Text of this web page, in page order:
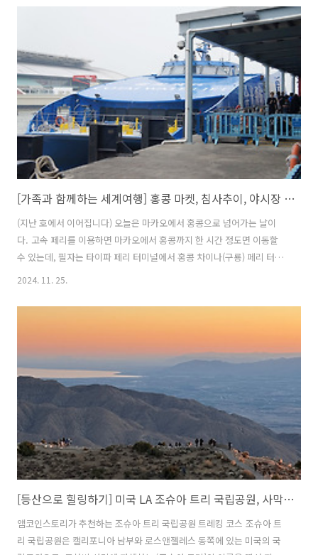
공원으로 지정되었습니다. 천왕봉이 정상이지만 군사시설 보호구역으
로, 등산객이 올라갈 수 있는 가장 높은 지점은 서석대(해발 1100m)입니
다. 정상 부근 서석대, 입석대 규봉의 바위가 웅장하고 아름다운 곳으로
무등산이라는 이름은 광주의 고유 지명인 무들, 무돌에서 비롯되었다고
합니다. 무등산은 등산 코스도 다양하고 명소마다 풍경도 달라 둘러볼
곳..
[가족과 함께하는 세계여행] 홍콩 마켓, 침사추이, 야시장 여행, 1편
(지난 호에서 이어집니다) 오늘은 마카오에서 홍콩으로 넘어가는 날이
다. 고속 페리를 이용하면 마카오에서 홍콩까지 한 시간 정도면 이동할
수 있는데, 필자는 타이파 페리 터미널에서 홍콩 차이나(구룡) 페리 터미
널을 운행하는 코타이젯을 이용했다. 운행 편이 많지 않아 시간을 잘 맞
이 추운 2월이라 그런지 관광객이 그리 많지 않았다. 홍콩 구룡터미널에
음식인 탄탄면과 샤오롱바오로 유명한 곳으로 대기표를 뽑고 기다려야
하는 맛집 중 하나다. 홍콩까지 왔는데 맛집을 그냥 지나치면 아..
2024. 11. 25.
[등산으로 힐링하기] 미국 LA 조슈아 트리 국립공원, 사막 트레킹
앰코인스토리가 추천하는 조슈아 트리 국립공원 트레킹 코스 조슈아 트
리 국립공원은 캘리포니아 남부와 로스앤젤레스 동쪽에 있는 미국의 국